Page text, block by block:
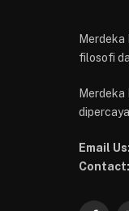
Merdeka
filosofi
Merdeka
Email Us:
Contact: